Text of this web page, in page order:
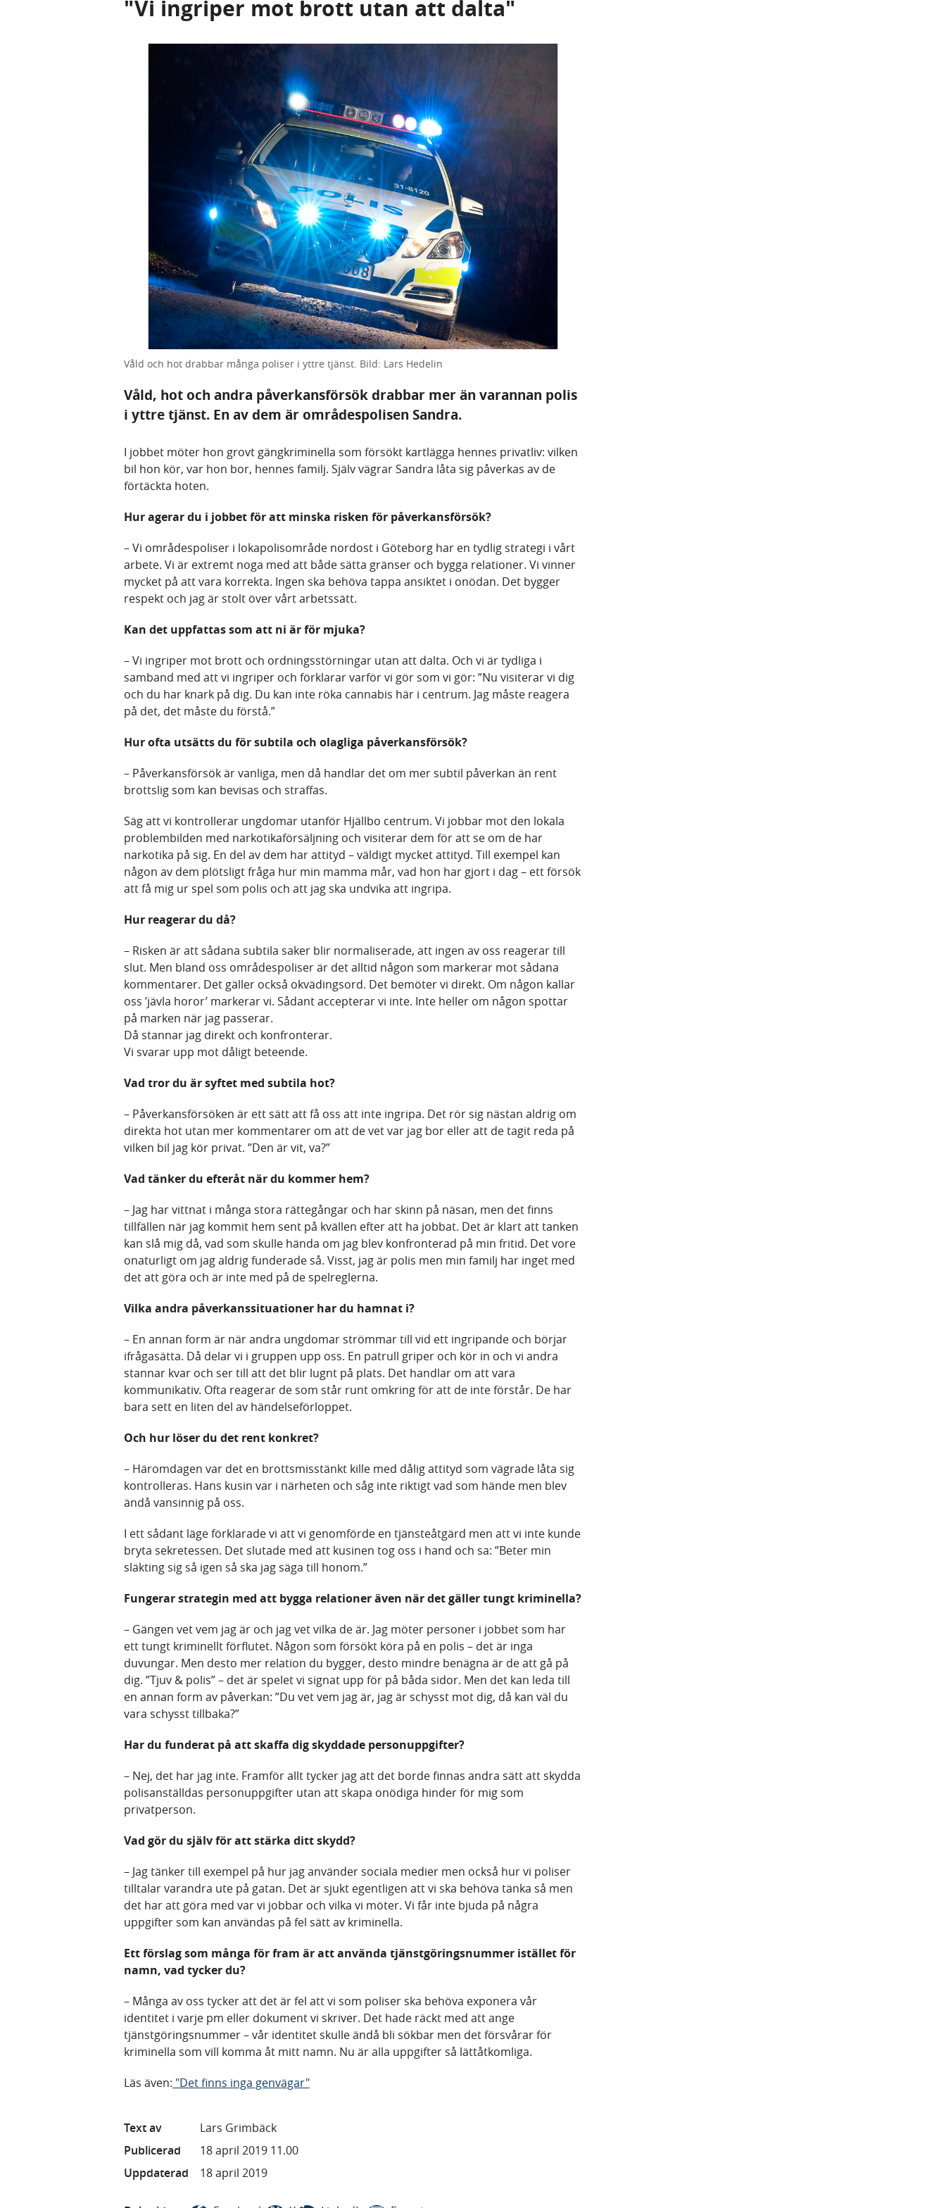
"Vi ingriper mot brott utan att dalta"
Våld och hot drabbar många poliser i yttre tjänst. Bild: Lars Hedelin
Våld, hot och andra påverkansförsök drabbar mer än varannan polis
i yttre tjänst. En av dem är områdespolisen Sandra.
I jobbet möter hon grovt gängkriminella som försökt kartlägga hennes privatliv: vilken
bil hon kör, var hon bor, hennes familj. Själv vägrar Sandra låta sig påverkas av de
förtäckta hoten.
Hur agerar du i jobbet för att minska risken för påverkansförsök?
– Vi områdespoliser i lokapolisområde nordost i Göteborg har en tydlig strategi i vårt
arbete. Vi är extremt noga med att både sätta gränser och bygga relationer. Vi vinner
mycket på att vara korrekta. Ingen ska behöva tappa ansiktet i onödan. Det bygger
respekt och jag är stolt över vårt arbetssätt.
Kan det uppfattas som att ni är för mjuka?
– Vi ingriper mot brott och ordningsstörningar utan att dalta. Och vi är tydliga i
samband med att vi ingriper och förklarar varför vi gör som vi gör: ”Nu visiterar vi dig
och du har knark på dig. Du kan inte röka cannabis här i centrum. Jag måste reagera
på det, det måste du förstå.”
Hur ofta utsätts du för subtila och olagliga påverkansförsök?
– Påverkansförsök är vanliga, men då handlar det om mer subtil påverkan än rent
brottslig som kan bevisas och straffas.
Säg att vi kontrollerar ungdomar utanför Hjällbo centrum. Vi jobbar mot den lokala
problembilden med narkotikaförsäljning och visiterar dem för att se om de har
narkotika på sig. En del av dem har attityd – väldigt mycket attityd. Till exempel kan
någon av dem plötsligt fråga hur min mamma mår, vad hon har gjort i dag – ett försök
att få mig ur spel som polis och att jag ska undvika att ingripa.
Hur reagerar du då?
– Risken är att sådana subtila saker blir normaliserade, att ingen av oss reagerar till
slut. Men bland oss områdespoliser är det alltid någon som markerar mot sådana
kommentarer. Det gäller också okvädingsord. Det bemöter vi direkt. Om någon kallar
oss ’jävla horor’ markerar vi. Sådant accepterar vi inte. Inte heller om någon spottar
på marken när jag passerar.
Då stannar jag direkt och konfronterar.
Vi svarar upp mot dåligt beteende.
Vad tror du är syftet med subtila hot?
– Påverkansförsöken är ett sätt att få oss att inte ingripa. Det rör sig nästan aldrig om
direkta hot utan mer kommentarer om att de vet var jag bor eller att de tagit reda på
vilken bil jag kör privat. ”Den är vit, va?”
Vad tänker du efteråt när du kommer hem?
– Jag har vittnat i många stora rättegångar och har skinn på näsan, men det finns
tillfällen när jag kommit hem sent på kvällen efter att ha jobbat. Det är klart att tanken
kan slå mig då, vad som skulle hända om jag blev konfronterad på min fritid. Det vore
onaturligt om jag aldrig funderade så. Visst, jag är polis men min familj har inget med
det att göra och är inte med på de spelreglerna.
Vilka andra påverkanssituationer har du hamnat i?
– En annan form är när andra ungdomar strömmar till vid ett ingripande och börjar
ifrågasätta. Då delar vi i gruppen upp oss. En patrull griper och kör in och vi andra
stannar kvar och ser till att det blir lugnt på plats. Det handlar om att vara
kommunikativ. Ofta reagerar de som står runt omkring för att de inte förstår. De har
bara sett en liten del av händelseförloppet.
Och hur löser du det rent konkret?
– Häromdagen var det en brottsmisstänkt kille med dålig attityd som vägrade låta sig
kontrolleras. Hans kusin var i närheten och såg inte riktigt vad som hände men blev
ändå vansinnig på oss.
I ett sådant läge förklarade vi att vi genomförde en tjänsteåtgärd men att vi inte kunde
bryta sekretessen. Det slutade med att kusinen tog oss i hand och sa: ”Beter min
släkting sig så igen så ska jag säga till honom.”
Fungerar strategin med att bygga relationer även när det gäller tungt kriminella?
– Gängen vet vem jag är och jag vet vilka de är. Jag möter personer i jobbet som har
ett tungt kriminellt förflutet. Någon som försökt köra på en polis – det är inga
duvungar. Men desto mer relation du bygger, desto mindre benägna är de att gå på
dig. ”Tjuv & polis” – det är spelet vi signat upp för på båda sidor. Men det kan leda till
en annan form av påverkan: ”Du vet vem jag är, jag är schysst mot dig, då kan väl du
vara schysst tillbaka?”
Har du funderat på att skaffa dig skyddade personuppgifter?
– Nej, det har jag inte. Framför allt tycker jag att det borde finnas andra sätt att skydda
polisanställdas personuppgifter utan att skapa onödiga hinder för mig som
privatperson.
Vad gör du själv för att stärka ditt skydd?
– Jag tänker till exempel på hur jag använder sociala medier men också hur vi poliser
tilltalar varandra ute på gatan. Det är sjukt egentligen att vi ska behöva tänka så men
det har att göra med var vi jobbar och vilka vi möter. Vi får inte bjuda på några
uppgifter som kan användas på fel sätt av kriminella.
Ett förslag som många för fram är att använda tjänstgöringsnummer istället för
namn, vad tycker du?
– Många av oss tycker att det är fel att vi som poliser ska behöva exponera vår
identitet i varje pm eller dokument vi skriver. Det hade räckt med att ange
tjänstgöringsnummer – vår identitet skulle ändå bli sökbar men det försvårar för
kriminella som vill komma åt mitt namn. Nu är alla uppgifter så lättåtkomliga.
Läs även: "Det finns inga genvägar"
Text av
Lars Grimbäck
Publicerad
18 april 2019 11.00
Uppdaterad
18 april 2019